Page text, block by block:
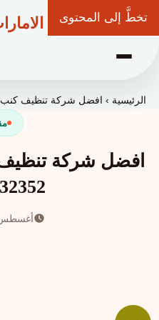
تخطَّ إلى المحتوى
شركة وعد
الرئيسية ›افضل شركة تنظيف كنب في
افضل شركة
أغسطس 21,